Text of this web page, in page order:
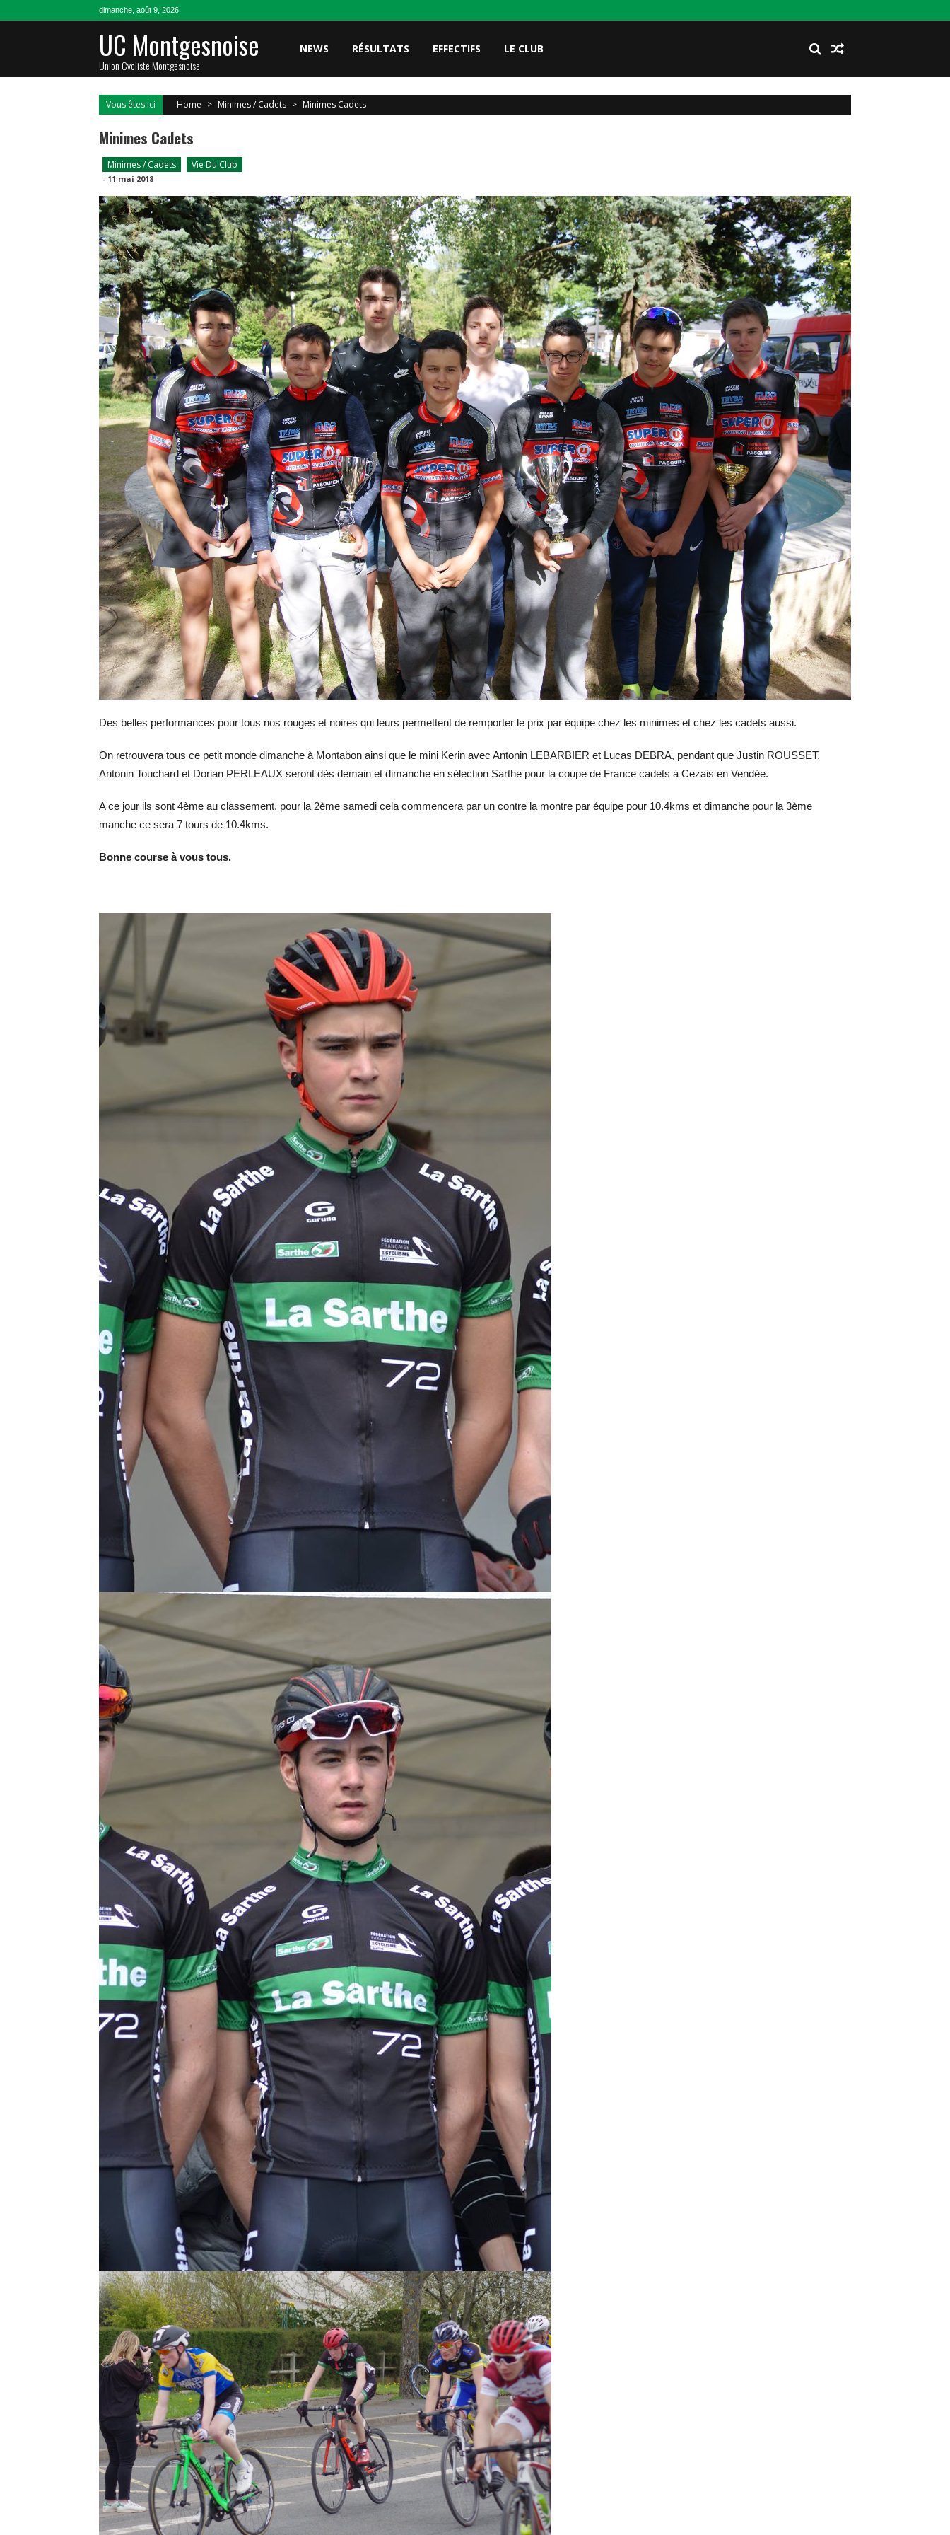
dimanche, août 9, 2026
UC Montgesnoise
Union Cycliste Montgesnoise
NEWS RÉSULTATS EFFECTIFS LE CLUB
Vous êtes ici Home > Minimes / Cadets > Minimes Cadets
Minimes Cadets
Minimes / Cadets Vie Du Club
- 11 mai 2018
Des belles performances pour tous nos rouges et noires qui leurs permettent de remporter le prix par équipe chez les minimes et chez les cadets aussi.
On retrouvera tous ce petit monde dimanche à Montabon ainsi que le mini Kerin avec Antonin LEBARBIER et Lucas DEBRA, pendant que Justin ROUSSET,
Antonin Touchard et Dorian PERLEAUX seront dès demain et dimanche en sélection Sarthe pour la coupe de France cadets à Cezais en Vendée.
A ce jour ils sont 4ème au classement, pour la 2ème samedi cela commencera par un contre la montre par équipe pour 10.4kms et dimanche pour la 3ème
manche ce sera 7 tours de 10.4kms.
Bonne course à vous tous.